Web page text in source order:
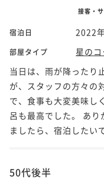
接客・
宿泊日 2022
部屋タイプ
星の
当日は、雨が降ったり
が、スタッフの方々の
で、食事も大変美味し
呂も最高でした。 あ
ましたら、宿泊したい
50代後半